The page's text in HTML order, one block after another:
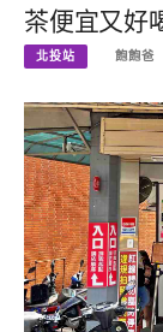
茶便宜又好
北投站 飽飽爸